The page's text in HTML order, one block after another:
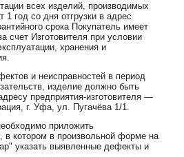
всех изделий, производимых
год со дня отгрузки в адрес
срока Покупатель имеет
счет Изготовителя при условии
хранения и
и неисправностей в период
изделие должно быть
предприятия-изготовителя —
г. Уфа, ул. Пугачёва 1/1.
приложить
в котором в произвольной форме на
указать выявленные дефекты и